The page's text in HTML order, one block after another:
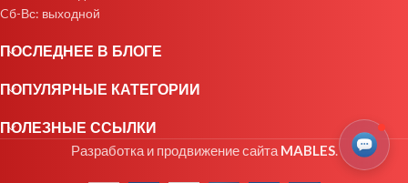
Cб-Вс: выходной
ПОСЛЕДНЕЕ В БЛОГЕ
ПОПУЛЯРНЫЕ КАТЕГОРИИ
ПОЛЕЗНЫЕ ССЫЛКИ
Разработка и продвижение сайтаMABLES.